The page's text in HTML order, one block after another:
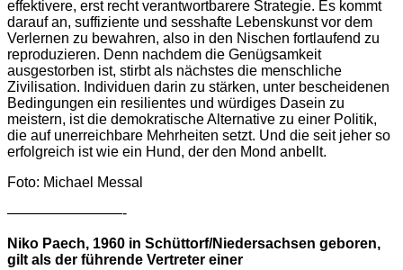
effektivere, erst recht verantwortbarere Strategie. Es kommt
darauf an, suffiziente und sesshafte Lebenskunst vor dem
Verlernen zu bewahren, also in den Nischen fortlaufend zu
reproduzieren. Denn nachdem die Genügsamkeit
ausgestorben ist, stirbt als nächstes die menschliche
Zivilisation. Individuen darin zu stärken, unter bescheidenen
Bedingungen ein resilientes und würdiges Dasein zu
meistern, ist die demokratische Alternative zu einer Politik,
die auf unerreichbare Mehrheiten setzt. Und die seit jeher so
erfolgreich ist wie ein Hund, der den Mond anbellt.
Foto: Michael Messal
————————-
Niko Paech, 1960 in Schüttorf/Niedersachsen geboren,
gilt als der führende Vertreter einer